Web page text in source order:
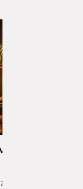
masz do niej